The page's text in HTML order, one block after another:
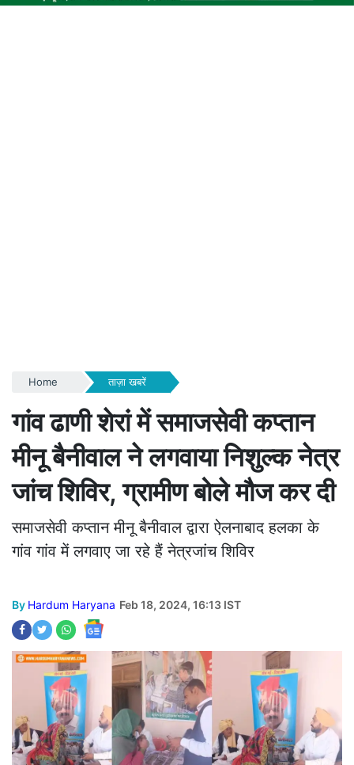
Home ताज़ा खबरें
गांव ढाणी शेरां में समाजसेवी कप्तान
मीनू बैनीवाल ने लगवाया निशुल्क नेत्र
जांच शिविर, ग्रामीण बोले मौज कर दी
समाजसेवी कप्तान मीनू बैनीवाल द्वारा ऐलनाबाद हलका के
गांव गांव में लगवाए जा रहे हैं नेत्रजांच शिविर
By Hardum Haryana Feb 18, 2024, 16:13 IST